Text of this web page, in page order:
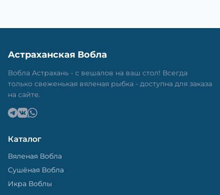
Астраханская Вобла
Вобла Астрахань - с вешалов на ваш стол! Всегда
только свеженькая вяленая рыбка - доступна для заказа
на сайте.
Каталог
Вяленая Вобла
Сушёная Вобла
Икра Воблы